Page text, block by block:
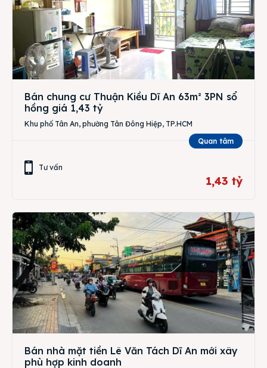
Bán chung cư Thuận Kiều Dĩ An 63m² 3PN sổ
hồng giá 1,43 tỷ
Khu phố Tân An, phường Tân Đông Hiệp, TP.HCM
Quan tâm
Tư vấn
1,43 tỷ
Bán nhà mặt tiền Lê Văn Tách Dĩ An mới xây
phù hợp kinh doanh